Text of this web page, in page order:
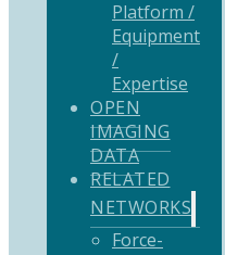
Platform /
Equipment
/
Expertise
OPEN
IMAGING
DATA
RELATED
NETWORKS
Force-